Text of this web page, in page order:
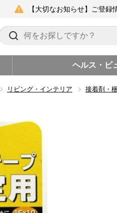
【大切なお知らせ】ご登
ヘルス・ビ
リビング・インテリア 接着剤・